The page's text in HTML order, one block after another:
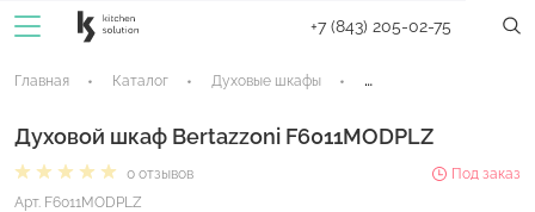
+7 (843) 205-02-75
Главная Каталог Духовые шкафы Электрические
Духовой шкаф Bertazzoni F6011MODPLZ
0 отзывов
Под заказ
Арт. F6011MODPLZ